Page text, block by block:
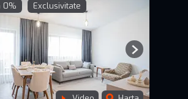
0% Exclusivitate
Next